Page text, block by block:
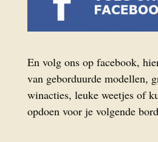
En volg ons op facebook,
van geborduurde modellen,
winacties, leuke weetjes of
opdoen voor je volgende